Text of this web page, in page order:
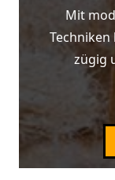
Mit
zügig